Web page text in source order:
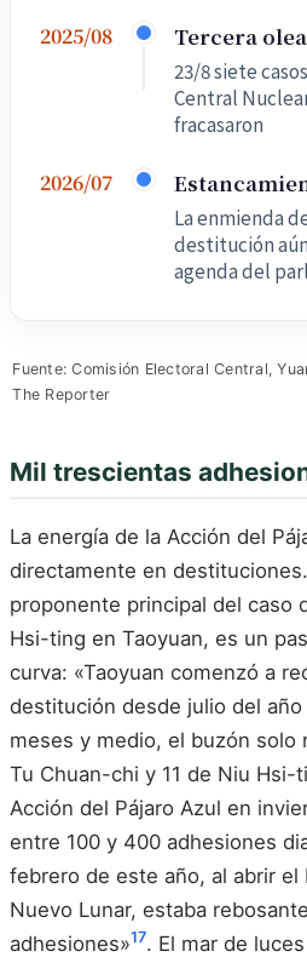
2025/08 Tercera
23/8 siete
Central
fracasaron
2026/07
La enmienda
destitución
agenda del
Fuente: Comisión Electoral Central,
The Reporter
Mil trescientas
La energía de la Acción del
directamente en
proponente principal del caso
Hsi-ting en Taoyuan, es un
curva: «Taoyuan comenzó a
destitución desde julio del
meses y medio, el buzón solo
Tu Chuan-chi y 11 de Niu Hsi-
Acción del Pájaro Azul en
entre 100 y 400 adhesiones
febrero de este año, al abrir
Nuevo Lunar, estaba
adhesiones»17. El mar de